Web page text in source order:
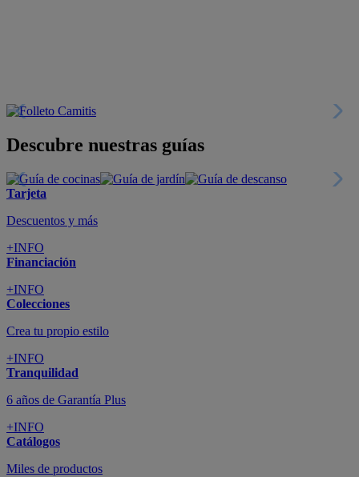
Descubre nuestras guías
Tarjeta
Descuentos y más
+INFO
Financiación
+INFO
Colecciones
Crea tu propio estilo
+INFO
Tranquilidad
6 años de Garantía Plus
+INFO
Catálogos
Miles de productos